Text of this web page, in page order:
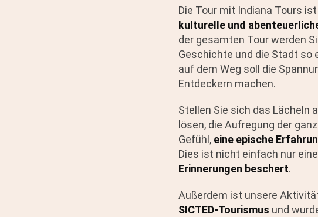
Die Tour mit Indiana Tours
kulturelle und
der gesamten Tour werden
Geschichte und die Stadt so
auf dem Weg soll die
Entdeckern machen.
Stellen Sie sich das Lächeln
lösen, die Aufregung der
Gefühl, eine epische
Dies ist nicht einfach nur
Erinnerungen beschert.
Außerdem ist unsere
SICTED-Tourismus und